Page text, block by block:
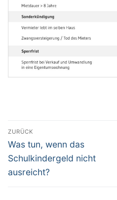
Beitragsnavigation
ZURÜCK
Vorheriger
Beitrag:
Was tun, wenn das
Schulkindergeld nicht
ausreicht?